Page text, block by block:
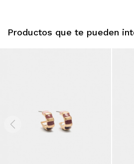
Productos que te pueden